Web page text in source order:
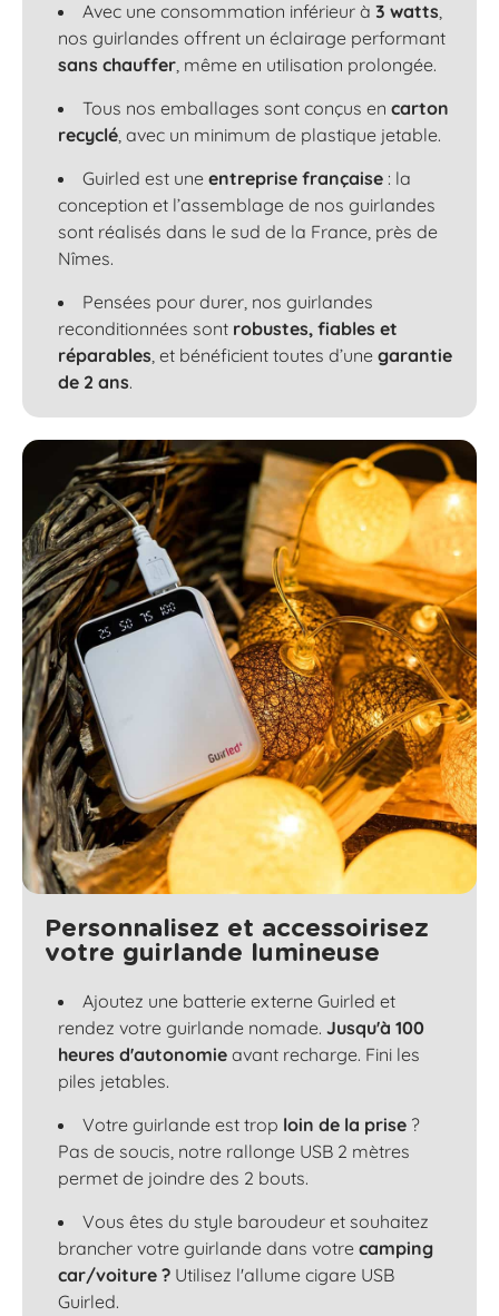
Avec une consommation inférieur à 3 watts,
nos guirlandes offrent un éclairage performant
sans chauffer, même en utilisation prolongée.
Tous nos emballages sont conçus en carton
recyclé, avec un minimum de plastique jetable.
Guirled est une entreprise française : la
conception et l’assemblage de nos guirlandes
sont réalisés dans le sud de la France, près de
Nîmes.
Pensées pour durer, nos guirlandes
reconditionnées sont robustes, fiables et
réparables, et bénéficient toutes d’une garantie
de 2 ans.
Personnalisez et accessoirisez
votre guirlande lumineuse
Ajoutez une batterie externe Guirled et
rendez votre guirlande nomade. Jusqu'à 100
heures d'autonomie avant recharge. Fini les
piles jetables.
Votre guirlande est trop loin de la prise ?
Pas de soucis, notre rallonge USB 2 mètres
permet de joindre des 2 bouts.
Vous êtes du style baroudeur et souhaitez
brancher votre guirlande dans votre camping
car/voiture ? Utilisez l'allume cigare USB
Guirled.